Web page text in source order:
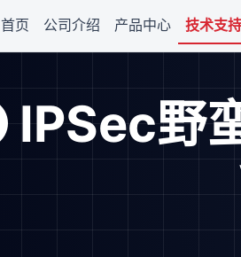
首页 公司介绍 产品中心 技术支
IPSec野